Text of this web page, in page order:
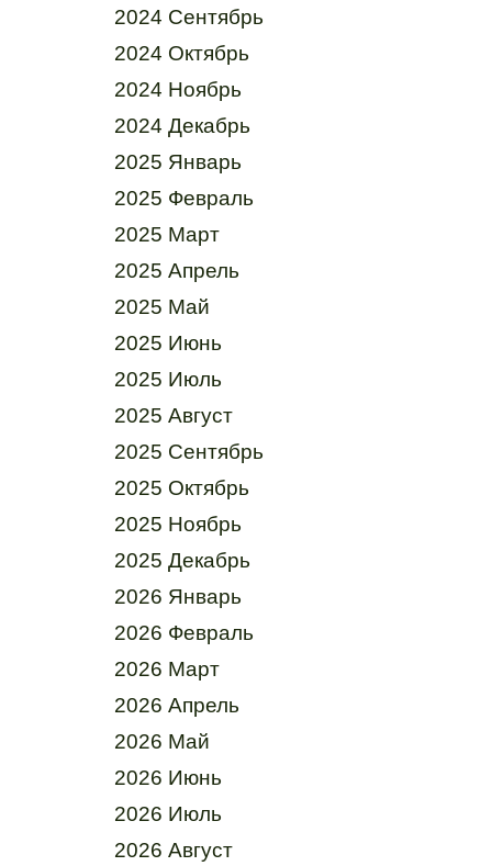
2024 Сентябрь
2024 Октябрь
2024 Ноябрь
2024 Декабрь
2025 Январь
2025 Февраль
2025 Март
2025 Апрель
2025 Май
2025 Июнь
2025 Июль
2025 Август
2025 Сентябрь
2025 Октябрь
2025 Ноябрь
2025 Декабрь
2026 Январь
2026 Февраль
2026 Март
2026 Апрель
2026 Май
2026 Июнь
2026 Июль
2026 Август